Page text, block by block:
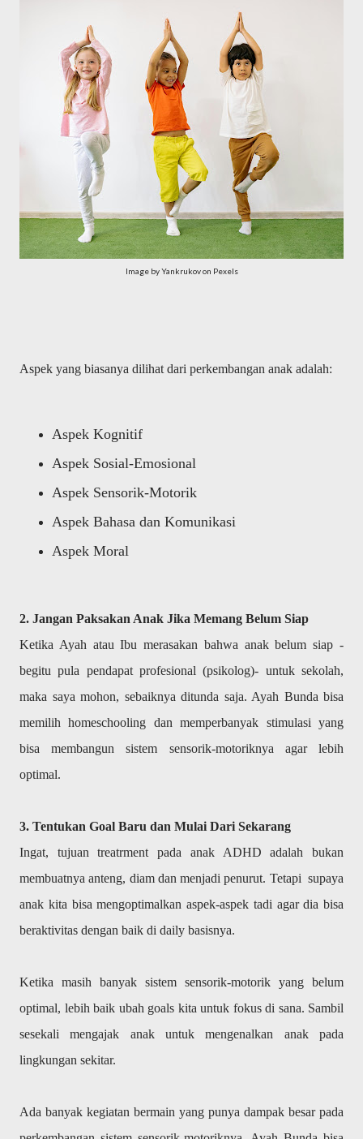
Image by Yankrukov on Pexels
Aspek yang biasanya dilihat dari perkembangan anak adalah:
Aspek Kognitif
Aspek Sosial-Emosional
Aspek Sensorik-Motorik
Aspek Bahasa dan Komunikasi
Aspek Moral
2. Jangan Paksakan Anak Jika Memang Belum Siap
Ketika Ayah atau Ibu merasakan bahwa anak belum siap -
begitu pula pendapat profesional (psikolog)- untuk sekolah,
maka saya mohon, sebaiknya ditunda saja. Ayah Bunda bisa
memilih homeschooling dan memperbanyak stimulasi yang
bisa membangun sistem sensorik-motoriknya agar lebih
optimal.
3. Tentukan Goal Baru dan Mulai Dari Sekarang
Ingat, tujuan treatrment pada anak ADHD adalah bukan
membuatnya anteng, diam dan menjadi penurut. Tetapi supaya
anak kita bisa mengoptimalkan aspek-aspek tadi agar dia bisa
beraktivitas dengan baik di daily basisnya.
Ketika masih banyak sistem sensorik-motorik yang belum
optimal, lebih baik ubah goals kita untuk fokus di sana. Sambil
sesekali mengajak anak untuk mengenalkan anak pada
lingkungan sekitar.
Ada banyak kegiatan bermain yang punya dampak besar pada